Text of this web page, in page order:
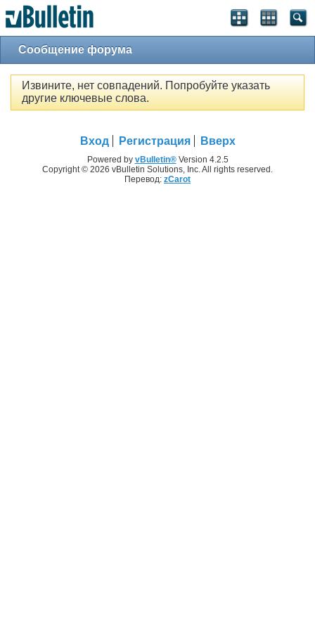
Сообщение форума
Извините, нет совпадений. Попробуйте указать
другие ключевые слова.
Вход Регистрация Вверх
Powered by vBulletin®Version 4.2.5
Copyright © 2026 vBulletin Solutions, Inc. All rights reserved.
Перевод: zCarot